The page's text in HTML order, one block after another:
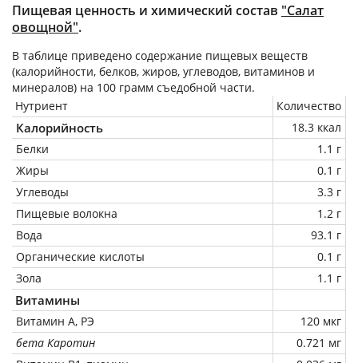
Пищевая ценность и химический состав "Салат
овощной".
В таблице приведено содержание пищевых веществ
(калорийности, белков, жиров, углеводов, витаминов и
минералов) на 100 грамм съедобной части.
Нутриент
Количество
Калорийность
18.3 ккал
Белки
1.1 г
Жиры
0.1 г
Углеводы
3.3 г
Пищевые волокна
1.2 г
Вода
93.1 г
Органические кислоты
0.1 г
Зола
1.1 г
Витамины
Витамин А, РЭ
120 мкг
бета Каротин
0.721 мг